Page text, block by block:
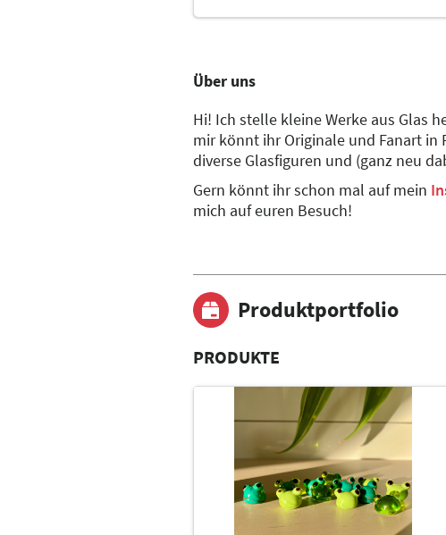
Über uns
Hi! Ich stelle kleine Werke aus Glas
mir könnt ihr Originale und Fanart in
diverse Glasfiguren und (ganz neu
Gern könnt ihr schon mal auf mein
mich auf euren Besuch!
Produktportfolio
PRODUKTE